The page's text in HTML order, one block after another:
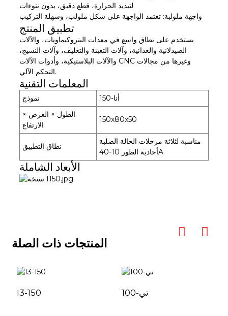
لتبديد الحرارة، قطع دقيق، بدون نتوءات
واجهة ملولبة: تعتمد الواجهة على شكل ملولب، وسهلة التركيب
تطبيق المنتج
يستخدم على نطاق واسع في معدات البتروكيماويات، والآلات
الصيدلانية والغذائية، وآلات التعبئة والتغليف، وآلات النسيج،
والآلات البلاستيكية، وأدوات الآلات CNC وغيرها من مجالات
التحكم الآلي.
المعلمات التقنية
نموذج
أنا-150
الطول × العرض ×
الارتفاع
150x80x50
نطاق التطبيق
مناسبة لثلاثة مرحلات الحالة الصلبة
أحادية الطور 10-40A
الأبعاد الشاملة
المنتجات ذات الصلة
I3-150 تي-100